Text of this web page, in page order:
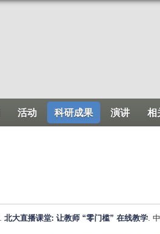
主
要
活动 科研成果 演讲 相
北大直播课堂: 让教师 “零门槛” 在线教学 .